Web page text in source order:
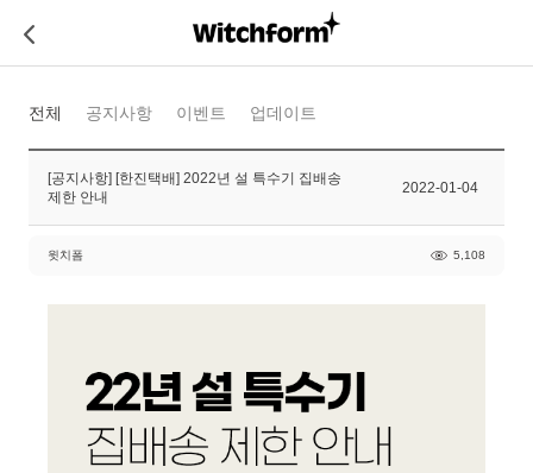
전체 공지사항 이벤트 업데이트
[공지사항] [한진택배] 2022년 설 특수기 집배송
제한 안내
2022-01-04
윗치폼 5,108